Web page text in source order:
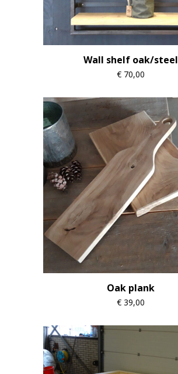
Wall shelf oak/steel
€ 70,00
Oak plank
€ 39,00